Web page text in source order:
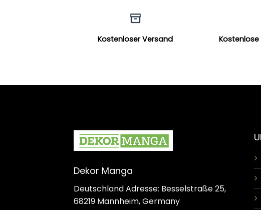
Kostenloser Versand Kostenlose
Dekor Manga
Deutschland Adresse: Besselstraße 25,
68219 Mannheim, Germany